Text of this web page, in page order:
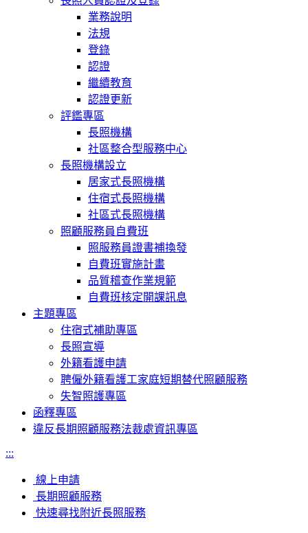
業務說明
法規
登錄
認證
繼續教育
認證更新
評鑑專區
長照機構
社區整合型服務中心
長照機構設立
居家式長照機構
住宿式長照機構
社區式長照機構
照顧服務員自費班
照服務員證書補換發
自費班實施計畫
品質稽查作業規範
自費班核定開課訊息
主題專區
住宿式補助專區
長照宣導
外籍看護申請
聘僱外籍看護工家庭短期替代照顧服務
失智照護專區
函釋專區
違反長期照顧服務法裁處資訊專區
:::
線上申請
長期照顧服務
快速尋找附近長照服務